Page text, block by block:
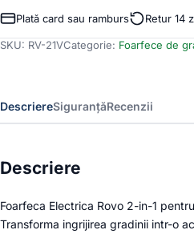
pentru
si
RV-
21V,
iarba
arbusti,
acumulatori,
21V,
Plată card sau ramburs Retur 14
SKU: RV-21VCategorie: Foarfece de
DescriereSiguranțăRecenzii
Descriere
Foarfeca Electrica Rovo 2-in-1
Transforma ingrijirea gradinii intr-o